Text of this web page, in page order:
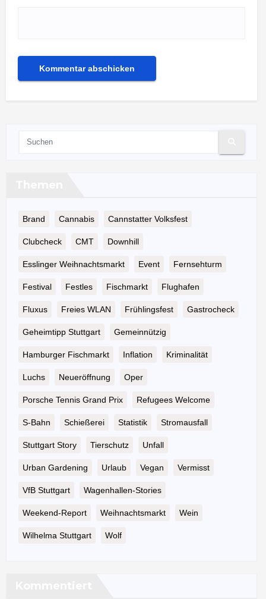
Brand Cannabis Cannstatter Volksfest
Clubcheck CMT Downhill
Esslinger Weihnachtsmarkt Event Fernsehturm
Festival Festles Fischmarkt Flughafen
Fluxus Freies WLAN Frühlingsfest Gastrocheck
Geheimtipp Stuttgart Gemeinnützig
Hamburger Fischmarkt Inflation Kriminalität
Luchs Neueröffnung Oper
Porsche Tennis Grand Prix Refugees Welcome
S-Bahn Schießerei Statistik Stromausfall
Stuttgart Story Tierschutz Unfall
Urban Gardening Urlaub Vegan Vermisst
VfB Stuttgart Wagenhallen-Stories
Weekend-Report Weihnachtsmarkt Wein
Wilhelma Stuttgart Wolf